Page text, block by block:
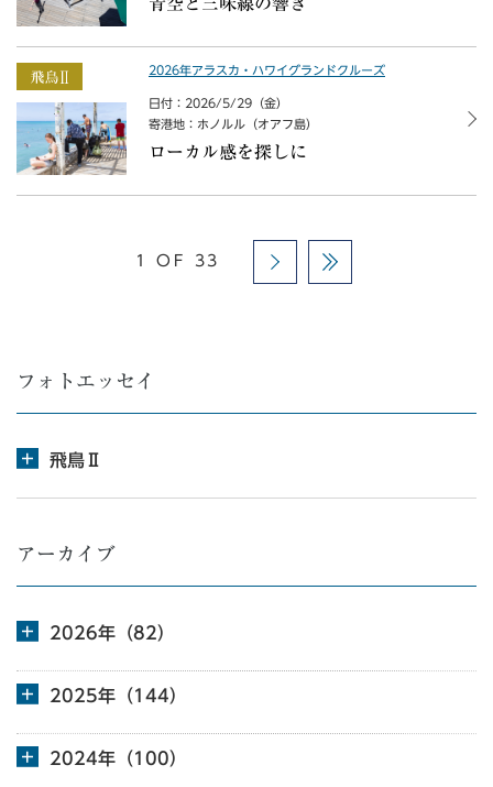
フォトエッセイ
飛鳥Ⅱ
アーカイブ
2026年（82）
2025年（144）
2024年（100）
2026年アラスカ・ハワイグランドクルーズ
日付：2026/5/29（金）
寄港地：ホノルル（オアフ島）
ローカル感を探しに
1 OF 33